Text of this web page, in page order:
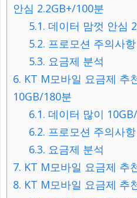
안심 2.2GB+/100분
5.1. 데이터 맘껏 안심
5.2. 프로모션 주의사항
5.3. 요금제 분석
6. KT M모바일 요금제 추
10GB/180분
6.1. 데이터 많이
6.2. 프로모션 주의사항
6.3. 요금제 분석
7. KT M모바일 요금제 추
8. KT M모바일 요금제 추